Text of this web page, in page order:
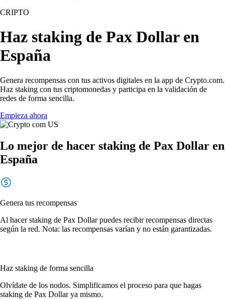
CRIPTO
Haz staking de Pax Dollar en
España
Genera recompensas con tus activos digitales en la app de Crypto.com.
Haz staking con tus criptomonedas y participa en la validación de
redes de forma sencilla.
Empieza ahora
Lo mejor de hacer staking de Pax Dollar en
España
Genera tus recompensas
Al hacer staking de Pax Dollar puedes recibir recompensas directas
según la red. Nota: las recompensas varían y no están garantizadas.
Haz staking de forma sencilla
Olvídate de los nodos. Simplificamos el proceso para que hagas
staking de Pax Dollar ya mismo.